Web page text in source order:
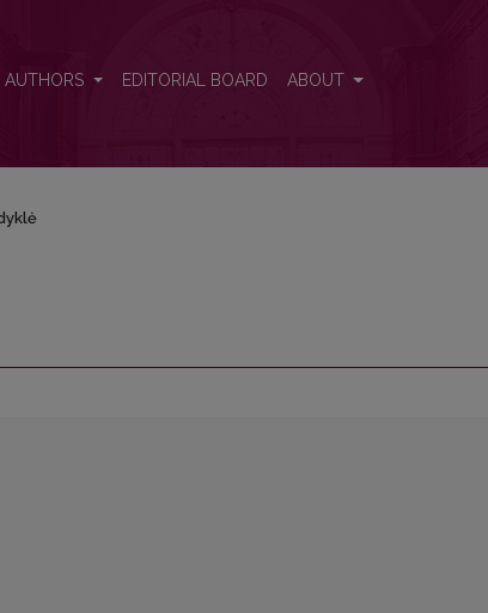
AUTHORS EDITORIAL BOARD ABOUT